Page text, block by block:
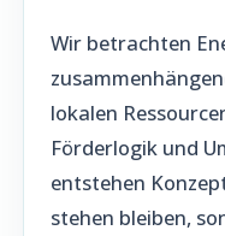
Wir betrachten
lokalen
Förderlogik und
entstehen
stehen bleiben,